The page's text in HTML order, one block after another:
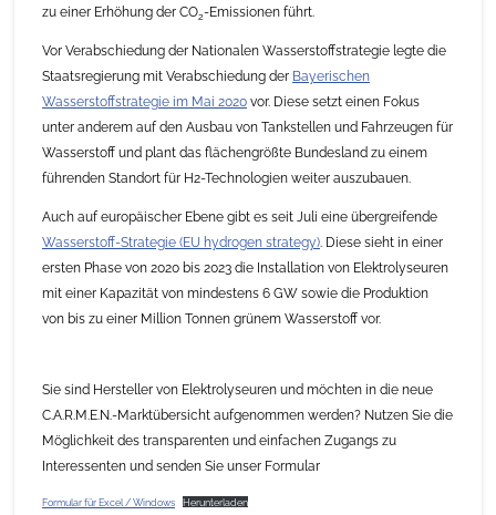
zu einer Erhöhung der CO2-Emissionen führt.
Vor Verabschiedung der Nationalen Wasserstoffstrategie legte die
Staatsregierung mit Verabschiedung der Bayerischen
Wasserstoffstrategie im Mai 2020 vor. Diese setzt einen Fokus
unter anderem auf den Ausbau von Tankstellen und Fahrzeugen für
Wasserstoff und plant das flächengrößte Bundesland zu einem
führenden Standort für H2-Technologien weiter auszubauen.
Auch auf europäischer Ebene gibt es seit Juli eine übergreifende
Wasserstoff-Strategie (EU hydrogen strategy) . Diese sieht in einer
ersten Phase von 2020 bis 2023 die Installation von Elektrolyseuren
mit einer Kapazität von mindestens 6 GW sowie die Produktion
von bis zu einer Million Tonnen grünem Wasserstoff vor.
Sie sind Hersteller von Elektrolyseuren und möchten in die neue
C.A.R.M.E.N.-Marktübersicht aufgenommen werden? Nutzen Sie die
Möglichkeit des transparenten und einfachen Zugangs zu
Interessenten und senden Sie unser Formular
Formular für Excel / Windows Herunterladen